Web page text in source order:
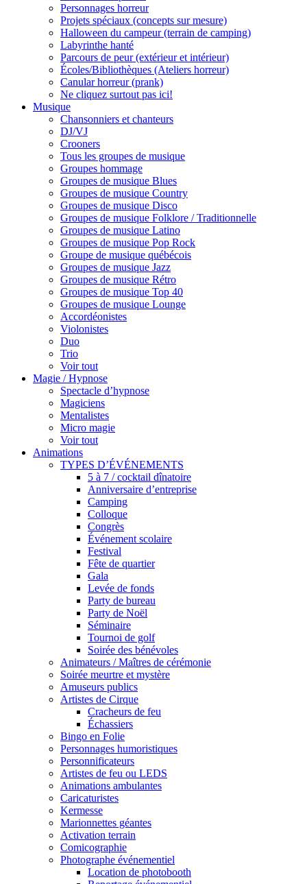
Personnages horreur
Projets spéciaux (concepts sur mesure)
Halloween du campeur (terrain de camping)
Labyrinthe hanté
Parcours de peur (extérieur et intérieur)
Écoles/Bibliothèques (Ateliers horreur)
Canular horreur (prank)
Ne cliquez surtout pas ici!
Musique
Chansonniers et chanteurs
DJ/VJ
Crooners
Tous les groupes de musique
Groupes hommage
Groupes de musique Blues
Groupes de musique Country
Groupes de musique Disco
Groupes de musique Folklore / Traditionnelle
Groupes de musique Latino
Groupes de musique Pop Rock
Groupe de musique québécois
Groupes de musique Jazz
Groupes de musique Rétro
Groupes de musique Top 40
Groupes de musique Lounge
Accordéonistes
Violonistes
Duo
Trio
Voir tout
Magie / Hypnose
Spectacle d’hypnose
Magiciens
Mentalistes
Micro magie
Voir tout
Animations
TYPES D’ÉVÉNEMENTS
5 à 7 / cocktail dînatoire
Anniversaire d’entreprise
Camping
Colloque
Congrès
Événement scolaire
Festival
Fête de quartier
Gala
Levée de fonds
Party de bureau
Party de Noël
Séminaire
Tournoi de golf
Soirée des bénévoles
Animateurs / Maîtres de cérémonie
Soirée meurtre et mystère
Amuseurs publics
Artistes de Cirque
Cracheurs de feu
Échassiers
Bingo en Folie
Personnages humoristiques
Personnificateurs
Artistes de feu ou LEDS
Animations ambulantes
Caricaturistes
Kermesse
Marionnettes géantes
Activation terrain
Comicographie
Photographe événementiel
Location de photobooth